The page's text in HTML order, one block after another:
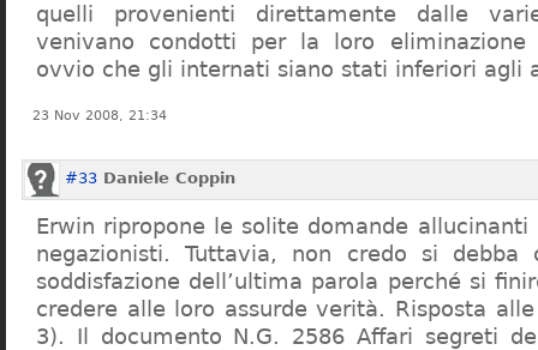
quelli provenienti direttamente dalle
venivano condotti per la loro eliminazione
ovvio che gli internati siano stati inferiori agli
23 Nov 2008, 21:34
#33 Daniele Coppin
Erwin ripropone le solite domande
negazionisti. Tuttavia, non credo si debba
soddisfazione dell’ultima parola perché si
credere alle loro assurde verità. Risposta
3). Il documento N.G. 2586 Affari segreti